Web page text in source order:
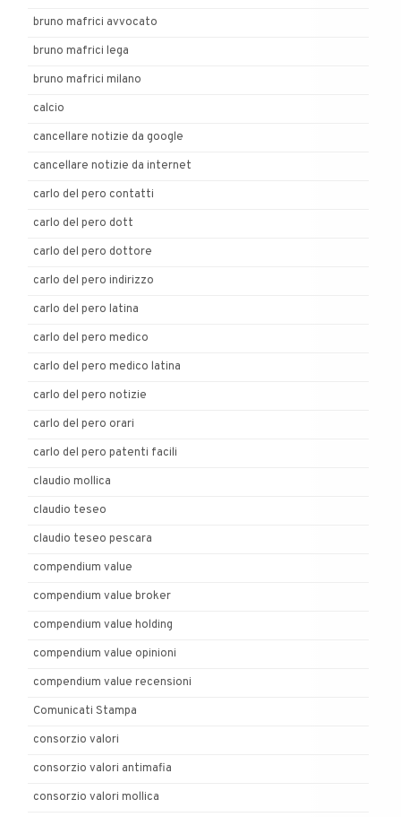
bruno mafrici avvocato
bruno mafrici lega
bruno mafrici milano
calcio
cancellare notizie da google
cancellare notizie da internet
carlo del pero contatti
carlo del pero dott
carlo del pero dottore
carlo del pero indirizzo
carlo del pero latina
carlo del pero medico
carlo del pero medico latina
carlo del pero notizie
carlo del pero orari
carlo del pero patenti facili
claudio mollica
claudio teseo
claudio teseo pescara
compendium value
compendium value broker
compendium value holding
compendium value opinioni
compendium value recensioni
Comunicati Stampa
consorzio valori
consorzio valori antimafia
consorzio valori mollica